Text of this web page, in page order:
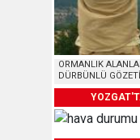
ORMANLIK
DÜRBÜNLÜ